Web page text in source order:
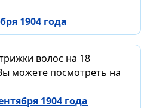
1904 года
волос на 18
можете посмотреть на
1904 года